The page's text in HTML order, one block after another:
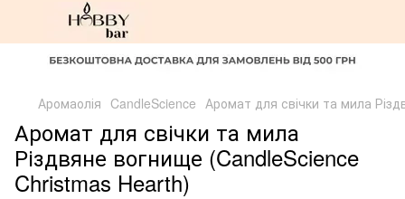
Аромаолія CandleScience Аромат для свічки та мила
Аромат для свічки та мила
Різдвяне вогнище (CandleScience
Christmas Hearth)